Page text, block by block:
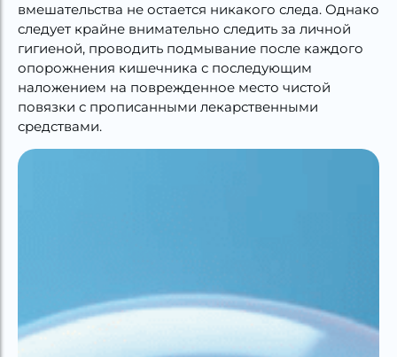
вмешательства не остается никакого следа. Однако
следует крайне внимательно следить за личной
гигиеной, проводить подмывание после каждого
опорожнения кишечника с последующим
наложением на поврежденное место чистой
повязки с прописанными лекарственными
средствами.